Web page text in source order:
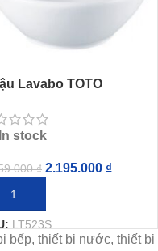
Lavabo TOTO
In stock
₫ 2.195.000 ₫
VÀO GIỎ HÀNG
LT523S
bếp, thiết bị nước, thiết bị